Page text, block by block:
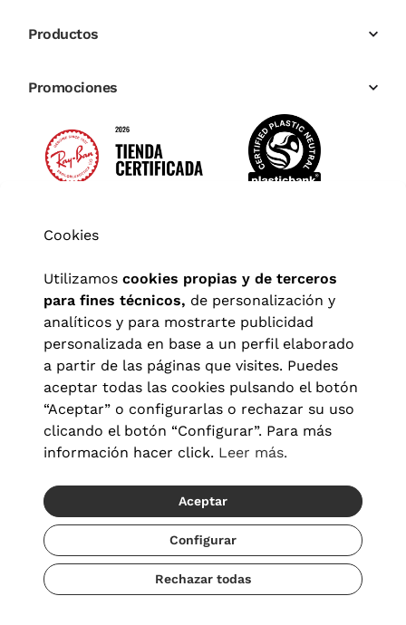
Productos
Promociones
Aviso legal| Política de privacidad Términos y condiciones
Política de cookies|Configuración de cookies
© 2026 Visionlab España
Cookies
Utilizamos cookies propias y de terceros
para fines técnicos, de personalización y
analíticos y para mostrarte publicidad
personalizada en base a un perfil elaborado
a partir de las páginas que visites. Puedes
aceptar todas las cookies pulsando el botón
“Aceptar” o configurarlas o rechazar su uso
clicando el botón “Configurar”. Para más
información hacer click. Leer más.
Aceptar
Configurar
Rechazar todas